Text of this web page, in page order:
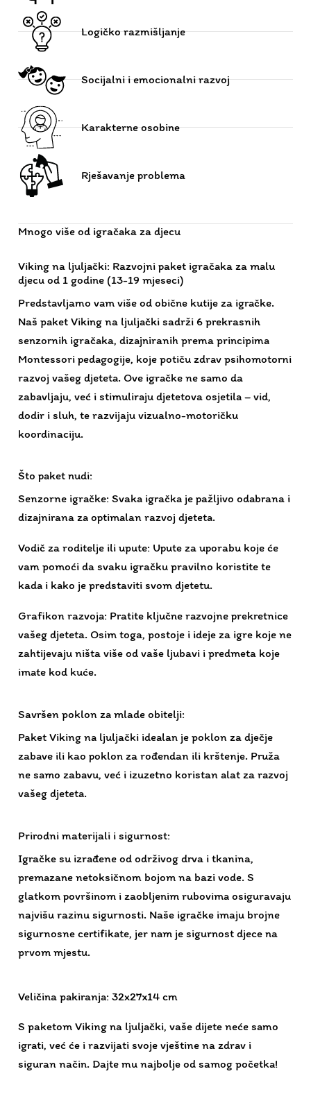
Mnogo više od igračaka za djecu
Viking na ljuljački: Razvojni paket igračaka za malu
djecu od 1 godine (13-19 mjeseci)
Predstavljamo vam više od obične kutije za igračke.
senzornih igračaka, dizajniranih prema principima
Montessori pedagogije, koje potiču zdrav psihomotorni
razvoj vašeg djeteta. Ove igračke ne samo da
zabavljaju, već i stimuliraju djetetova osjetila – vid,
dodir i sluh, te razvijaju vizualno-motoričku
koordinaciju.
Što paket nudi:
Senzorne igračke: Svaka igračka je pažljivo odabrana i
dizajnirana za optimalan razvoj djeteta.
Vodič za roditelje ili upute: Upute za uporabu koje će
kada i kako je predstaviti svom djetetu.
vašeg djeteta. Osim toga, postoje i ideje za igre koje ne
zahtijevaju ništa više od vaše ljubavi i predmeta koje
imate kod kuće.
Savršen poklon za mlade obitelji:
Paket Viking na ljuljački idealan je poklon za dječje
zabave ili kao poklon za rođendan ili krštenje. Pruža
vašeg djeteta.
Prirodni materijali i sigurnost:
Igračke su izrađene od održivog drva i tkanina,
premazane netoksičnom bojom na bazi vode. S
najvišu razinu sigurnosti. Naše igračke imaju brojne
sigurnosne certifikate, jer nam je sigurnost djece na
prvom mjestu.
Veličina pakiranja: 32x27x14 cm
S paketom Viking na ljuljački, vaše dijete neće samo